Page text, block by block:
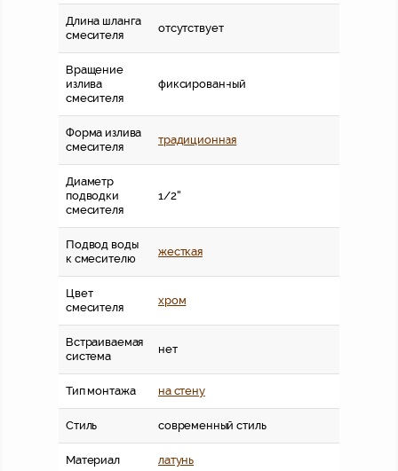
Длина шланга
смесителя
отсутствует
Вращение
излива
смесителя
фиксированный
Форма излива
смесителя
традиционная
Диаметр
подводки
смесителя
1/2''
Подвод воды
к смесителю
жесткая
Цвет
смесителя
хром
Встраиваемая
система
нет
Тип монтажа на стену
Стиль современный стиль
Материал латунь